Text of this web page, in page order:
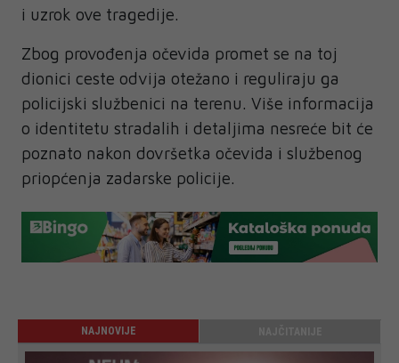
i uzrok ove tragedije.
Zbog provođenja očevida promet se na toj
dionici ceste odvija otežano i reguliraju ga
policijski službenici na terenu. Više informacija
o identitetu stradalih i detaljima nesreće bit će
poznato nakon dovršetka očevida i službenog
priopćenja zadarske policije.
NAJNOVIJE